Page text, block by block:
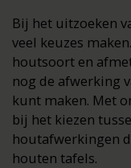
Bij het uitzoeken
veel keuzes
houtsoort en
nog de afwerking
kunt maken. Met
bij het kiezen
houtafwerkingen
houten tafels.